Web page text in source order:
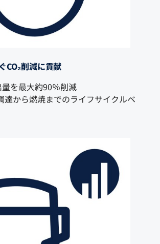
CO₂削減に貢献
量を最大約90％削減
から燃焼までのライフサイクルベ